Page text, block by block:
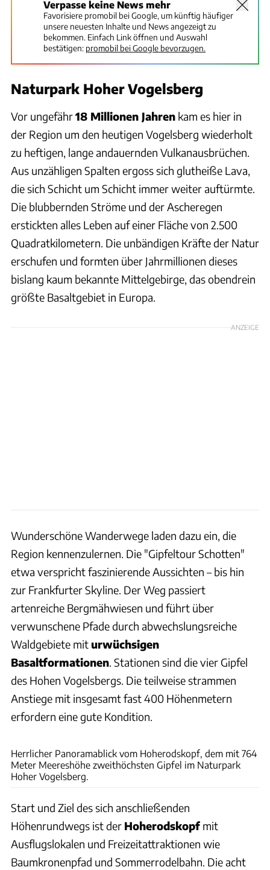
Verpasse keine News mehr
Favorisiere promobil bei Google, um künftig häufiger
unsere neuesten Inhalte und News angezeigt zu
bekommen. Einfach Link öffnen und Auswahl
bestätigen: promobil bei Google bevorzugen.
Naturpark Hoher Vogelsberg
Vor ungefähr18 Millionen Jahren kam es hier in
der Region um den heutigen Vogelsberg wiederholt
zu heftigen, lange andauernden Vulkanausbrüchen.
Aus unzähligen Spalten ergoss sich glutheiße Lava,
die sich Schicht um Schicht immer weiter auftürmte.
Die blubbernden Ströme und der Ascheregen
erstickten alles Leben auf einer Fläche von 2.500
Quadratkilometern. Die unbändigen Kräfte der Natur
erschufen und formten über Jahrmillionen dieses
bislang kaum bekannte Mittelgebirge, das obendrein
größte Basaltgebiet in Europa.
ANZEIGE
Wunderschöne Wanderwege laden dazu ein, die
Region kennenzulernen. Die "Gipfeltour Schotten"
etwa verspricht faszinierende Aussichten – bis hin
zur Frankfurter Skyline. Der Weg passiert
artenreiche Bergmähwiesen und führt über
verwunschene Pfade durch abwechslungsreiche
Waldgebiete miturwüchsigen
Basaltformationen. Stationen sind die vier Gipfel
des Hohen Vogelsbergs. Die teilweise strammen
Anstiege mit insgesamt fast 400 Höhenmetern
erfordern eine gute Kondition.
Herrlicher Panoramablick vom Hoherodskopf, dem mit 764
Meter Meereshöhe zweithöchsten Gipfel im Naturpark
Hoher Vogelsberg.
Start und Ziel des sich anschließenden
Höhenrundwegs ist der Hoherodskopf mit
Ausflugslokalen und Freizeitattraktionen wie
Baumkronenpfad und Sommerrodelbahn. Die acht